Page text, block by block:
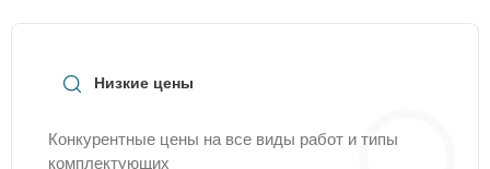
Низкие цены
Конкурентные цены на все виды работ и типы
комплектующих